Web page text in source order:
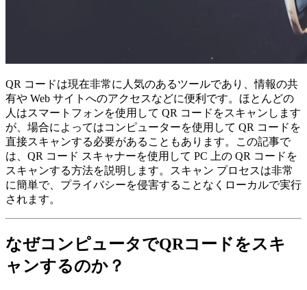
QR コードは現在非常に人気のあるツールであり、情報の共
有や Web サイトへのアクセスなどに便利です。ほとんどの
人はスマートフォンを使用して QR コードをスキャンします
が、場合によってはコンピューターを使用して QR コードを
直接スキャンする必要があることもあります。この記事で
は、QR コード スキャナーを使用して PC 上の QR コードを
スキャンする方法を説明します。スキャン プロセスは非常
に簡単で、プライバシーを侵害することなくローカルで実行
されます。
なぜコンピュータでQRコードをスキ
ャンするのか？